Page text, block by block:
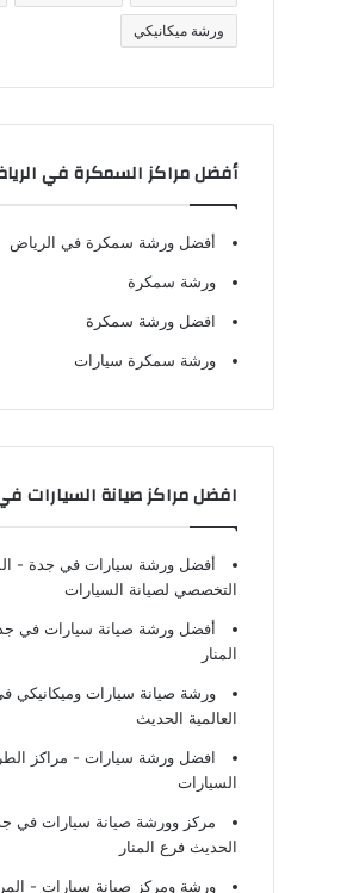
ورشة ميكانيكي
أفضل مراكز السمكرة في
أفضل ورشة سمكرة في الرياض
ورشة سمكرة
افضل ورشة سمكرة
ورشة سمكرة سيارات
افضل مراكز صيانة السيارات
أفضل ورشة سيارات في جدة -
التخصصي لصيانة السيارات
أفضل ورشة صيانة سيارات في
المنار
ورشة صيانة سيارات وميكانيكي
العالمية الحديث
افضل ورشة سيارات - مراكز
السيارات
مركز وورشة صيانة سيارات في
الحديث فرع المنار
ورشة ومركز صيانة سيارات -